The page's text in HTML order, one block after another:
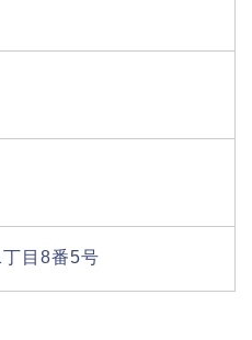
目8番5号